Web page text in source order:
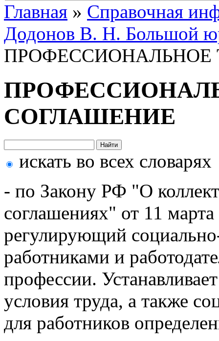
Главная » Справочная
Додонов В. Н. Большой
СОГЛАШЕНИЕ
искать во всех словарях
- по Закону РФ "О
соглашениях" от 11
регулирующий
работниками и
профессии.
условия труда, а также
для работников